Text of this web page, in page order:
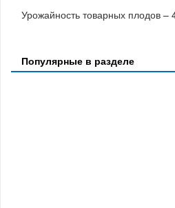
Урожайность товарных плодов –
Популярные в разделе